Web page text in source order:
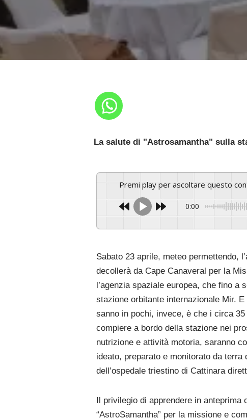
La salute di "Astrosamantha" sulla
Premi play per ascoltare questo
0:00
Sabato 23 aprile, meteo permettendo,
decollerà da Cape Canaveral per la
l’agenzia spaziale europea, che fino
stazione orbitante internazionale Mir.
sanno in pochi, invece, è che i circa
compiere a bordo della stazione nei
nutrizione e attività motoria, saranno
ideato, preparato e monitorato da
dell’ospedale triestino di Cattinara
Il privilegio di apprendere in
“AstroSamantha” per la missione e